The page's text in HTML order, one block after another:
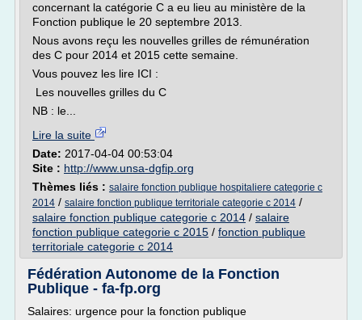
concernant la catégorie C a eu lieu au ministère de la
Fonction publique le 20 septembre 2013.
Nous avons reçu les nouvelles grilles de rémunération
des C pour 2014 et 2015 cette semaine.
Vous pouvez les lire ICI :
Les nouvelles grilles du C
NB : le...
Lire la suite
Date: 2017-04-04 00:53:04
Site : http://www.unsa-dgfip.org
Thèmes liés : salaire fonction publique hospitaliere categorie c
2014 / salaire fonction publique territoriale categorie c 2014 /
salaire fonction publique categorie c 2014 / salaire
fonction publique categorie c 2015 / fonction publique
territoriale categorie c 2014
Fédération Autonome de la Fonction
Publique - fa-fp.org
Salaires: urgence pour la fonction publique